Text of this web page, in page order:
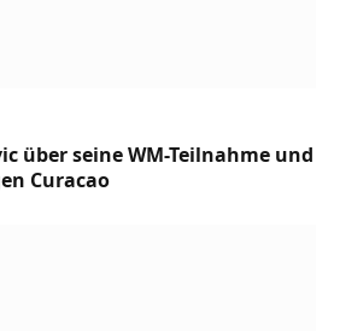
über seine WM-Teilnahme und
Curacao